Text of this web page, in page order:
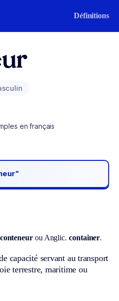
Définitions
en français
conteneurou Anglic. container.
capacité servant au transport
terrestre, maritime ou